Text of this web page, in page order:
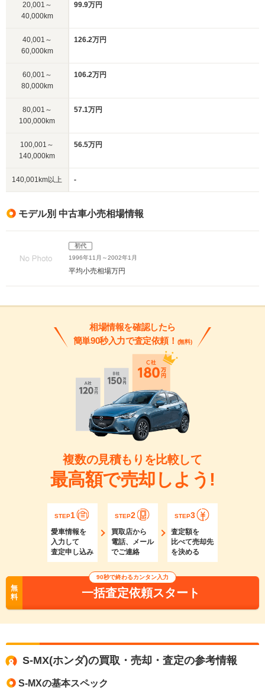
20,001～
40,000km
99.9万円
40,001～
60,000km
126.2万円
60,001～
80,000km
106.2万円
80,001～
100,000km
57.1万円
100,001～
140,000km
56.5万円
140,001km以上 -
モデル別 中古車小売相場情報
初代
1996年11月～2002年1月
平均小売相場万円
相場情報を確認したら
簡単90秒入力で査定依頼！ (無料)
複数の見積もりを比較して
最高額で売却しよう!
STEP1
愛車情報を
入力して
査定申し込み
STEP2
買取店から
電話、メール
でご連絡
STEP3
査定額を
比べて売却先
を決める
無
料
90秒で終わるカンタン入力
一括査定依頼スタート
S-MX(ホンダ)の買取・売却・査定の参考情報
S-MXの基本スペック